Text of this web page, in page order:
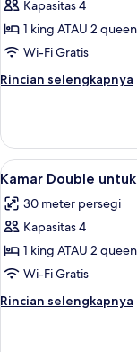
foto
untuk
Luxe
Room
Kapasitas 4
1 king ATAU 2 queen
Wi-Fi Gratis
Rincian selengkapnya
Rincian
Luxe
Room
Lihat
semua
foto
untuk
Kamar
Double
untuk
1
6
Kamar Double
30 meter persegi
Kapasitas 4
1 king ATAU 2 queen
Wi-Fi Gratis
Rincian selengkapnya
Rincian